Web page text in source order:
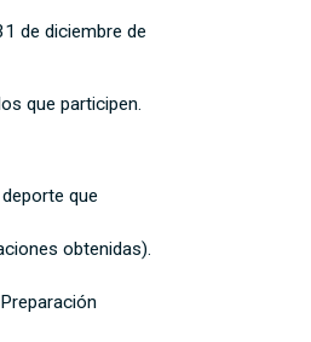
de diciembre de
que participen.
que
obtenidas).